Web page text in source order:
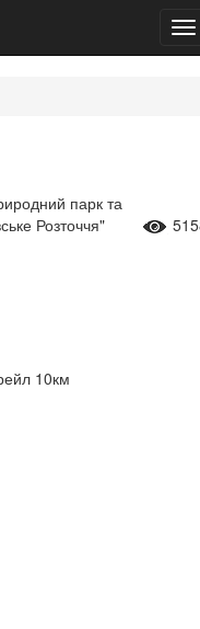
парк та
Розточчя"
10км